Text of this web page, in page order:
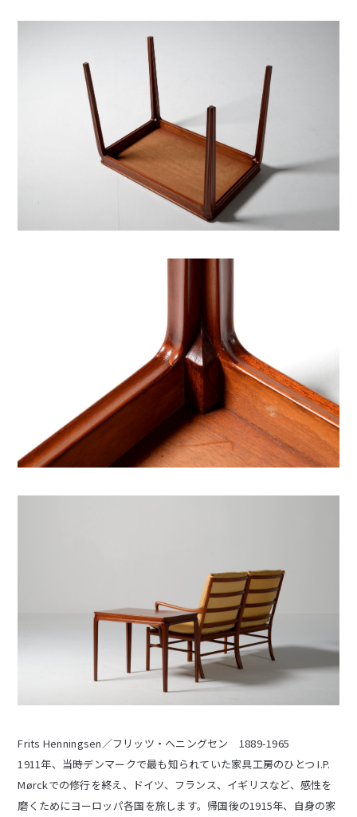
Frits Henningsen／フリッツ・ヘニングセン 1889-1965
1911年、当時デンマークで最も知られていた家具工房のひとつ I.P.
Mørckでの修行を終え、ドイツ、フランス、イギリスなど、感性を
磨くためにヨーロッパ各国を旅します。帰国後の1915年、自身の家